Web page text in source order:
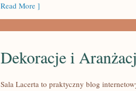
Read More ]
Dekoracje i
Sala Lacerta to praktyczny blog